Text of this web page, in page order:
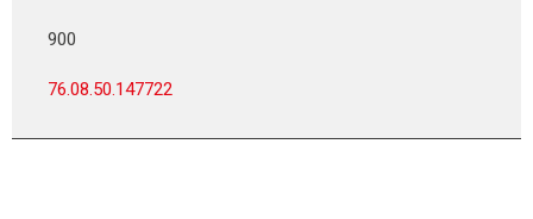
900
76.08.50.147722